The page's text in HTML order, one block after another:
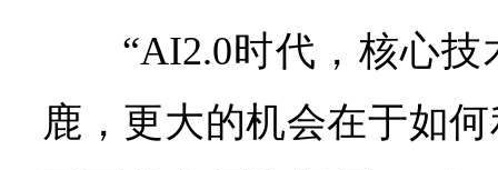
“AI2.0时代，核心
鹿，更大的机会在于如